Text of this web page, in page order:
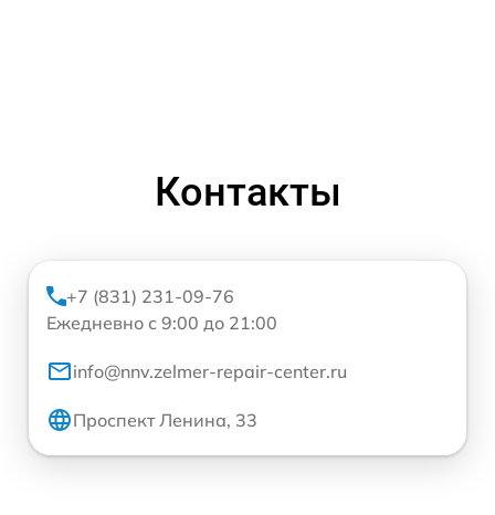
Контакты
+7 (831) 231-09-76
Ежедневно с 9:00 до 21:00
info@nnv.zelmer-repair-center.ru
Проспект Ленина, 33